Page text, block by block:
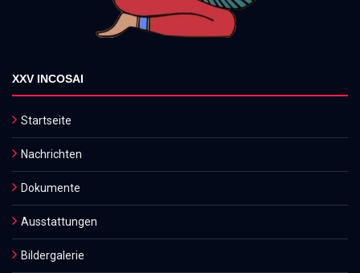
XXV INCOSAI
Startseite
Nachrichten
Dokumente
Ausstattungen
Bildergalerie